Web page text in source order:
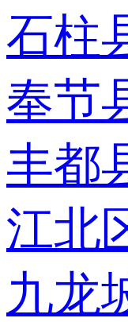
石柱
奉节
丰都
江北
九龙